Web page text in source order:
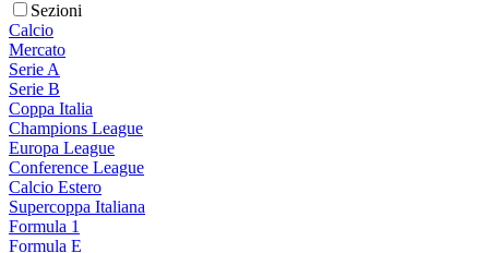
Sezioni
Calcio
Mercato
Serie A
Serie B
Coppa Italia
Champions League
Europa League
Conference League
Calcio Estero
Supercoppa Italiana
Formula 1
Formula E